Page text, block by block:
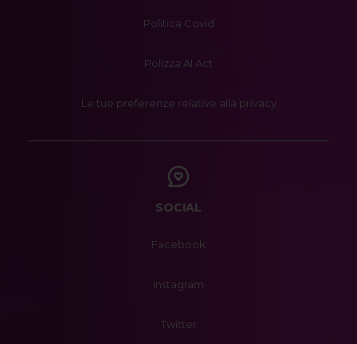
Politica Covid
Polizza AI Act
Le tue preferenze relative alla privacy
SOCIAL
Facebook
Instagram
Twitter